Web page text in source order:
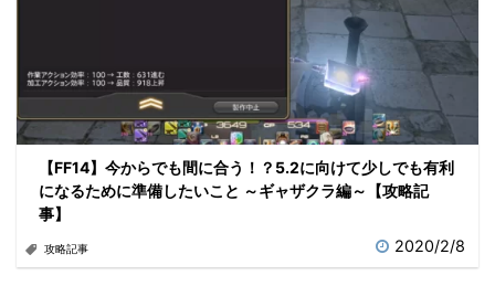
2020/2/8
攻略記事
【FF14】今からでも間に合う！？5.2に向けて少しでも有利
になるために準備したいこと ～ギャザクラ編～【攻略記
事】